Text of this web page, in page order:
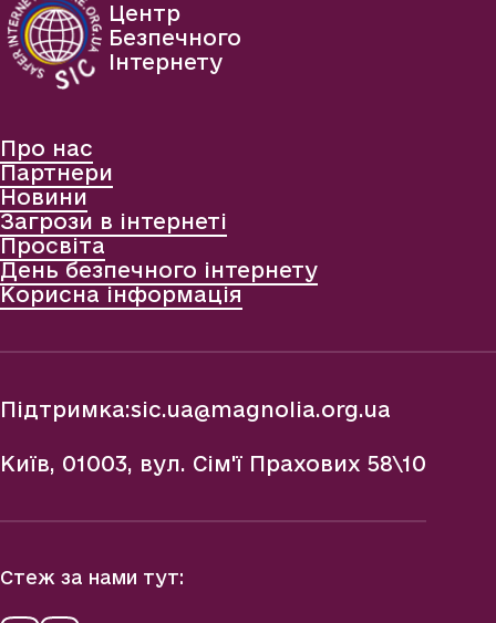
Центр
Безпечного
Інтернету
Про нас
Партнери
Новини
Загрози в інтернеті
Просвіта
День безпечного інтернету
Корисна інформація
Підтримка:sic.ua@magnolia.org.ua
Київ, 01003, вул. Сім'ї Прахових 58\10
Стеж за нами тут: